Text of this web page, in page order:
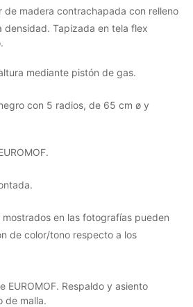
de madera contrachapada con relleno
Tapizada en tela flex
mediante pistón de gas.
con 5 radios, de 65 cm ø y
en las fotografías pueden
de color/tono respecto a los
EUROMOF. Respaldo y asiento
de malla.